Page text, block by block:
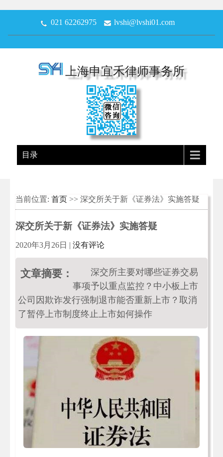
021 62262975 lvshi@lvshi01.com
上海申宜禾律师事务所
目录
当前位置: 首页 >> 深交所关于新《证券法》实施答疑
深交所关于新《证券法》实施答疑
2020年3月26日 | 没有评论
文章摘要：
深交所主要对哪些证券交易
事项予以重点监控？中小板上市
公司因欺诈发行强制退市能否重新上市？取消
了暂停上市制度终止上市如何操作